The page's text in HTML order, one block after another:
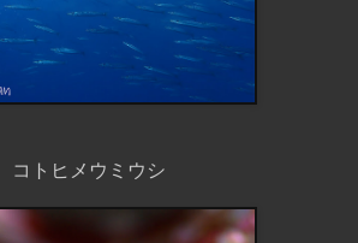
コトヒメウミウシ